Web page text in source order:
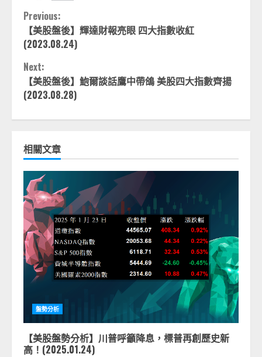
Continue
Reading
Previous:
【美股盤後】輝達財報亮眼 四大指數收紅
(2023.08.24)
Next:
【美股盤後】鮑爾談話鷹中帶鴿 美股四大指數齊揚
(2023.08.28)
相關文章
盤勢分析
【美股盤勢分析】川普呼籲降息，標普再創歷史新
高！(2025.01.24)